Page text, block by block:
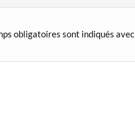
obligatoires sont indiqués avec